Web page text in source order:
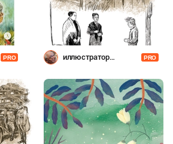
PRO
иллюстратор
PRO